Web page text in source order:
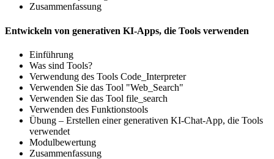
Zusammenfassung
Entwickeln von generativen KI-Apps, die Tools verwenden
Einführung
Was sind Tools?
Verwendung des Tools Code_Interpreter
Verwenden Sie das Tool "Web_Search"
Verwenden Sie das Tool file_search
Verwenden des Funktionstools
Übung – Erstellen einer generativen KI-Chat-App, die Tools
verwendet
Modulbewertung
Zusammenfassung